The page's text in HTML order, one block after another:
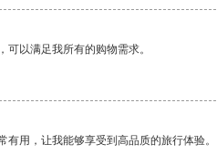
以满足我所有的购物需求。
用，让我能够享受到高品质的旅行体验。